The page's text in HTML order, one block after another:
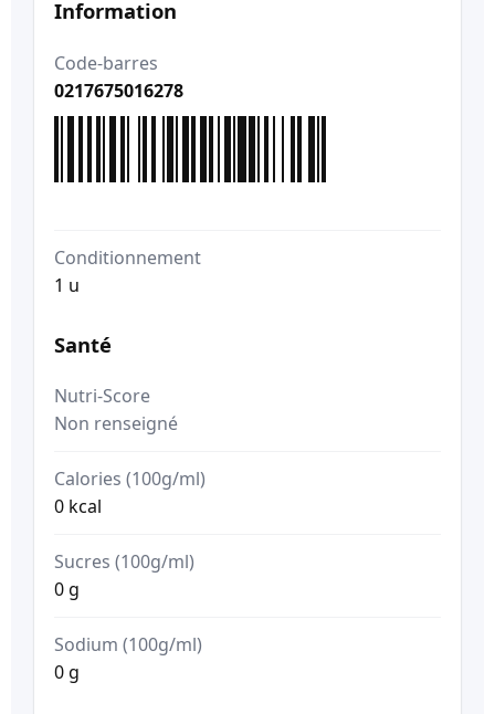
Information
Code-barres
0217675016278
Conditionnement
1 u
Santé
Nutri-Score
Non renseigné
Calories (100g/ml)
0 kcal
Sucres (100g/ml)
0 g
Sodium (100g/ml)
0 g